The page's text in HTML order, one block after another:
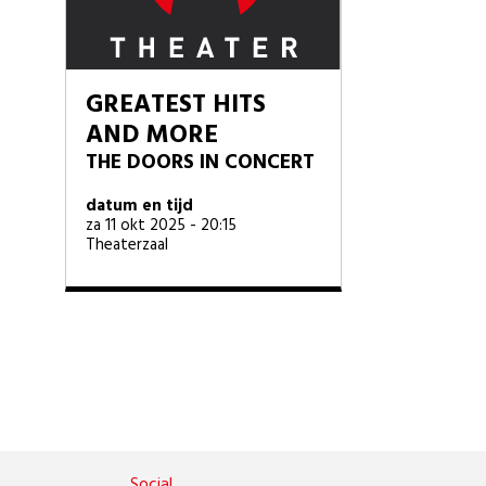
GREATEST HITS
AND MORE
THE DOORS IN CONCERT
datum en tijd
za 11 okt 2025 - 20:15
Theaterzaal